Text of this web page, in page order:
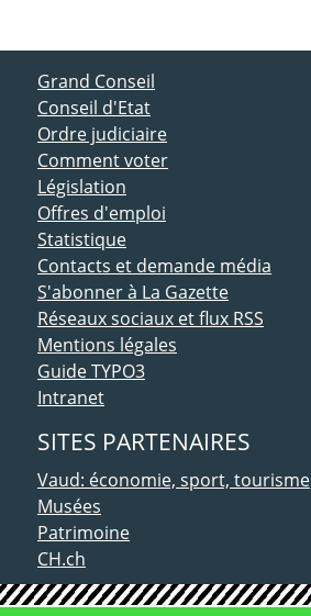
ACCÈS DIRECT
Grand Conseil
Conseil d'Etat
Ordre judiciaire
Comment voter
Législation
Offres d'emploi
Statistique
Contacts et demande média
S'abonner à La Gazette
Réseaux sociaux et flux RSS
Mentions légales
Guide TYPO3
Intranet
SITES PARTENAIRES
Vaud: économie, sport, tourisme
Musées
Patrimoine
CH.ch